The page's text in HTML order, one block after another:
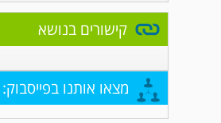
קישורים בנושא
מצאו אותנו בפייסבוק: